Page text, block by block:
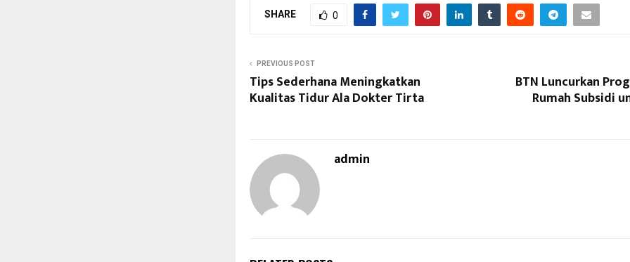
SHARE 0
PREVIOUS POST
Tips Sederhana Meningkatkan
Kualitas Tidur Ala Dokter Tirta
BTN Luncurkan
Rumah Subsidi
admin